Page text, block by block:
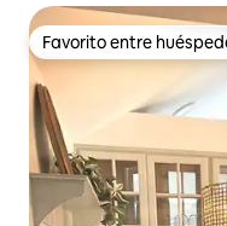
Favorito entre
Favorito entre